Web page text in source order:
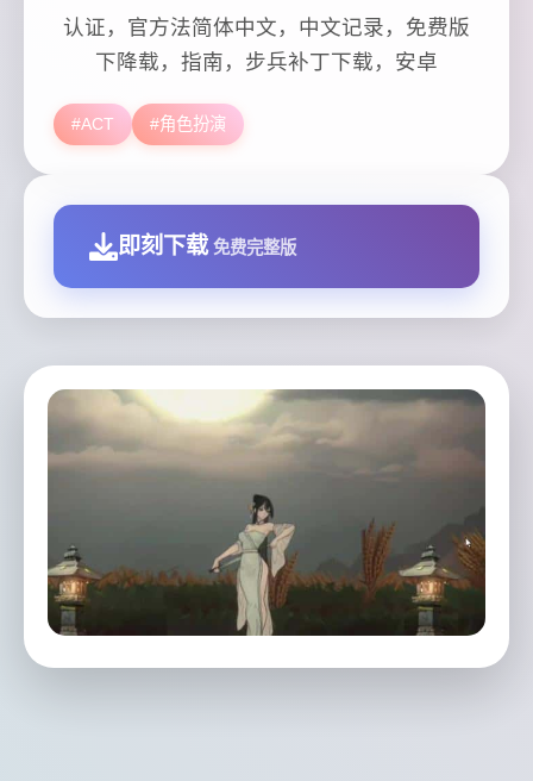
认证，官方法简体中文，中文记录，免费版
下降载，指南，步兵补丁下载，安卓
#ACT #角色扮演
即刻下载 免费完整版